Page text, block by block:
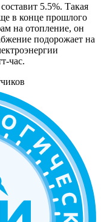
5.5%. Такая
в конце прошлого
на отопление, он
подорожает на
час.